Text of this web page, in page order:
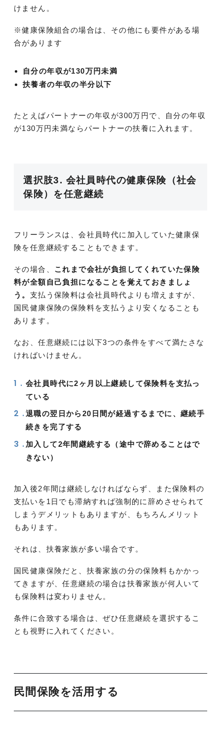
けません。
※健康保険組合の場合は、その他にも要件がある場
合があります
自分の年収が130万円未満
扶養者の年収の半分以下
たとえばパートナーの年収が300万円で、自分の年収
が130万円未満ならパートナーの扶養に入れます。
選択肢3. 会社員時代の健康保険（社会
保険）を任意継続
フリーランスは、会社員時代に加入していた健康保
険を任意継続することもできます。
その場合、 これまで会社が負担してくれていた保険
料が全額自己負担になることを覚えておきましょ
う。 支払う保険料は会社員時代よりも増えますが、
国民健康保険の保険料を支払うより安くなることも
あります。
なお、任意継続には以下3つの条件をすべて満たさな
ければいけません。
会社員時代に2ヶ月以上継続して保険料を支払っ
ている
退職の翌日から20日間が経過するまでに、継続手
続きを完了する
加入して2年間継続する（途中で辞めることはで
きない）
加入後2年間は継続しなければならず、また保険料の
支払いを1日でも滞納すれば強制的に辞めさせられて
しまうデメリットもありますが、もちろんメリット
もあります。
それは、扶養家族が多い場合です。
国民健康保険だと、扶養家族の分の保険料もかかっ
てきますが、任意継続の場合は扶養家族が何人いて
も保険料は変わりません。
条件に合致する場合は、ぜひ任意継続を選択するこ
とも視野に入れてください。
民間保険を活用する